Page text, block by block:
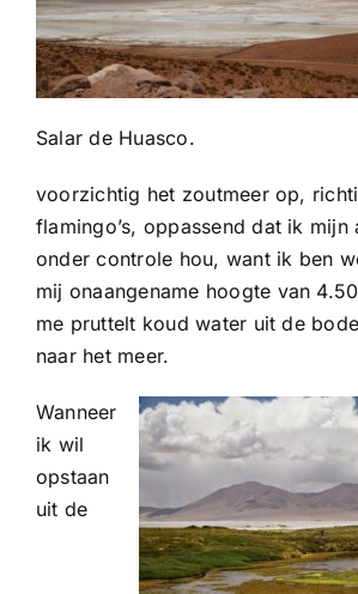
Salar de Huasco.
voorzichtig het zoutmeer op,
flamingo’s, oppassend dat ik mijn
onder controle hou, want ik ben
mij onaangename hoogte van
me pruttelt koud water uit de
naar het meer.
Wanneer
ik wil
opstaan
uit de